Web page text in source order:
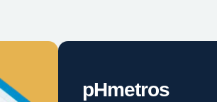
pHmetros